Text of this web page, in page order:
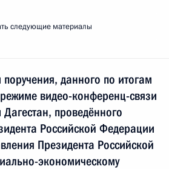
следующие материалы
данного по итогам
видео-конференц-связи
проведённого
Российской Федерации
Президента Российской
экономическому